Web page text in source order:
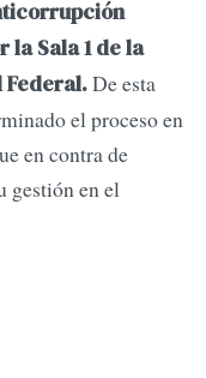
la Sala 1 de la
Federal.De esta
el proceso en
en contra de
gestión en el